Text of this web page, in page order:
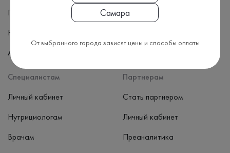
Самара
От выбранного города зависят цены и способы оплаты
Приём врачей
Результаты анализов
Адреса
Специалистам
Личный кабинет
Нутрициологам
Врачам
Партнерам
Стать партнером
Личный кабинет
Преаналитика
Оборудование